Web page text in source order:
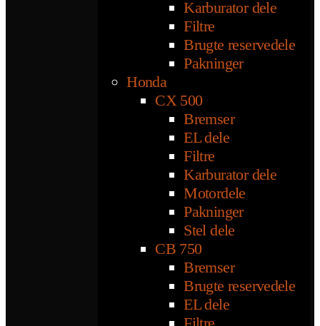
Karburator dele
Filtre
Brugte reservedele
Pakninger
Honda
CX 500
Bremser
EL dele
Filtre
Karburator dele
Motordele
Pakninger
Stel dele
CB 750
Bremser
Brugte reservedele
EL dele